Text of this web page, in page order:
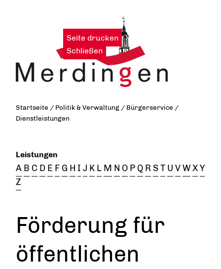
Seite drucken |
Schließen
Startseite / Politik & Verwaltung / Bürgerservice /
Dienstleistungen
Leistungen
A B C D E F G H I J K L M N O P Q R ST U VWXY
Z
Förderung für
öffentlichen